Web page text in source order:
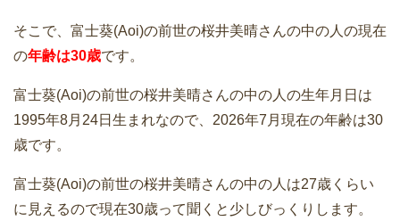
そこで、富士葵(Aoi)の前世の桜井美晴さんの中の人の現在
の年齢は30歳です。
富士葵(Aoi)の前世の桜井美晴さんの中の人の生年月日は
1995年8月24日生まれなので、2026年7月現在の年齢は30
歳です。
富士葵(Aoi)の前世の桜井美晴さんの中の人は27歳くらい
に見えるので現在30歳って聞くと少しびっくりします。